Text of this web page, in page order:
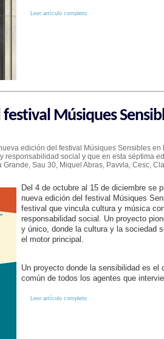
Leer artículo completo
Músiques
edición del festival Músiques Sensibles en
responsabilidad social y que en esta séptima
Sau 30, Miquel Abras, Pavvla, Cesc,
Del 4 de octubre al 15 de diciembre se
nueva edición del festival Músiques
festival que vincula cultura y música
responsabilidad social. Un proyecto
y único, donde la cultura y la sociedad
el motor principal.
Un proyecto donde la sensibilidad es el
común de todos los agentes que
Leer artículo completo